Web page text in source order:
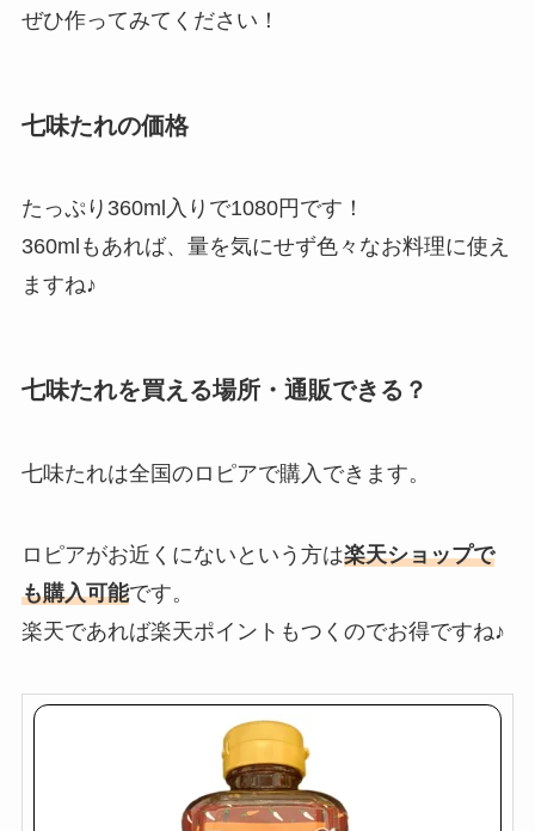
ぜひ作ってみてください！
七味たれの価格
たっぷり360ml入りで1080円です！
360mlもあれば、量を気にせず色々なお料理に使え
ますね♪
七味たれを買える場所・通販できる？
七味たれは全国のロピアで購入できます。
ロピアがお近くにないという方は楽天ショップで
も購入可能です。
楽天であれば楽天ポイントもつくのでお得ですね♪